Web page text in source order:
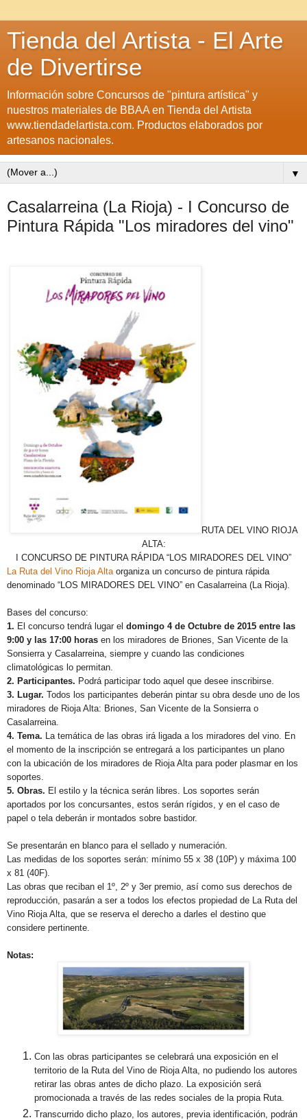
Tienda del Artista - El Arte
de Divertirse
Información sobre Concursos de "pintura artística" y
nuestros materiales de BBAA en Tienda del Artista
www.tiendadelartista.com. Productos elaborados por
artesanos nacionales.
▼
Casalarreina (La Rioja) - I Concurso de
Pintura Rápida "Los miradores del vino"
RUTA DEL VINO RIOJA
ALTA:
I CONCURSO DE PINTURA RÁPIDA “LOS MIRADORES DEL VINO”
La Ruta del Vino Rioja Alta organiza un concurso de pintura rápida
denominado “LOS MIRADORES DEL VINO” en Casalarreina (La Rioja).
Bases del concurso:
1. El concurso tendrá lugar el domingo 4 de Octubre de 2015 entre las
9:00 y las 17:00 horas en los miradores de Briones, San Vicente de la
Sonsierra y Casalarreina, siempre y cuando las condiciones
climatológicas lo permitan.
2. Participantes. Podrá participar todo aquel que desee inscribirse.
3. Lugar. Todos los participantes deberán pintar su obra desde uno de los
miradores de Rioja Alta: Briones, San Vicente de la Sonsierra o
Casalarreina.
4. Tema. La temática de las obras irá ligada a los miradores del vino. En
el momento de la inscripción se entregará a los participantes un plano
con la ubicación de los miradores de Rioja Alta para poder plasmar en los
soportes.
5. Obras. El estilo y la técnica serán libres. Los soportes serán
aportados por los concursantes, estos serán rígidos, y en el caso de
papel o tela deberán ir montados sobre bastidor.
Se presentarán en blanco para el sellado y numeración.
Las medidas de los soportes serán: mínimo 55 x 38 (10P) y máxima 100
x 81 (40F).
Las obras que reciban el 1º, 2º y 3er premio, así como sus derechos de
reproducción, pasarán a ser a todos los efectos propiedad de La Ruta del
Vino Rioja Alta, que se reserva el derecho a darles el destino que
considere pertinente.
Notas:
Con las obras participantes se celebrará una exposición en el
territorio de la Ruta del Vino de Rioja Alta, no pudiendo los autores
retirar las obras antes de dicho plazo. La exposición será
promocionada a través de las redes sociales de la propia Ruta.
Transcurrido dicho plazo, los autores, previa identificación, podrán